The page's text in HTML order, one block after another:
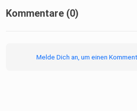
Kommentare (0)
Melde Dich an, um einen